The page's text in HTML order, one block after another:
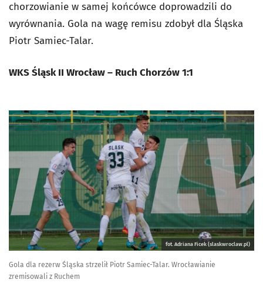
chorzowianie w samej końcówce doprowadzili do
wyrównania. Gola na wagę remisu zdobył dla Śląska
Piotr Samiec-Talar.
WKS Śląsk II Wrocław – Ruch Chorzów 1:1
fot. Adriana Ficek (slaskwroclaw.pl)
Gola dla rezerw Śląska strzelił Piotr Samiec-Talar. Wrocławianie
zremisowali z Ruchem